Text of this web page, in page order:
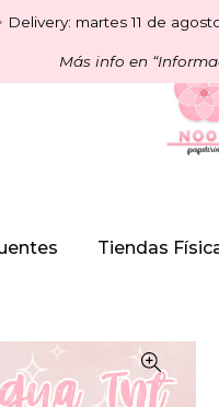
martes 11 de
Más info en
Tiendas